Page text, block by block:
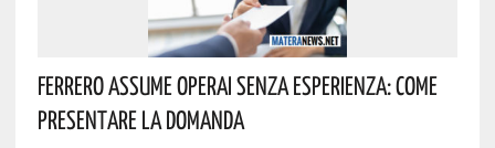
Ferrero Assume Operai Senza Esperienza: Come
Presentare La Domanda